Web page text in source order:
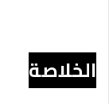
الخلاصة